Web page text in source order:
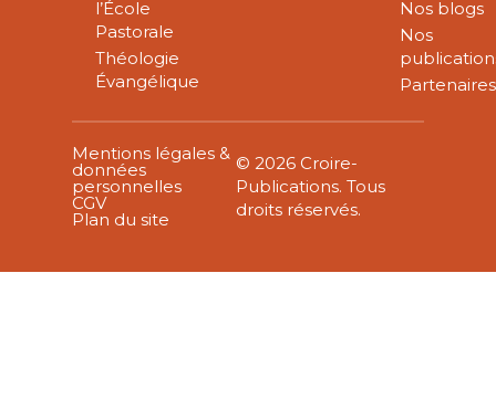
l’École
Pastorale
Théologie
Évangélique
Nos blogs
Nos
Partenaires
Mentions légales &
données
personnelles
CGV
Plan du site
© 2026 Croire-
Publications. Tous
droits réservés.